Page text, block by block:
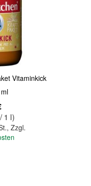
Vitaminkick
/ 1 l)
, Zzgl.